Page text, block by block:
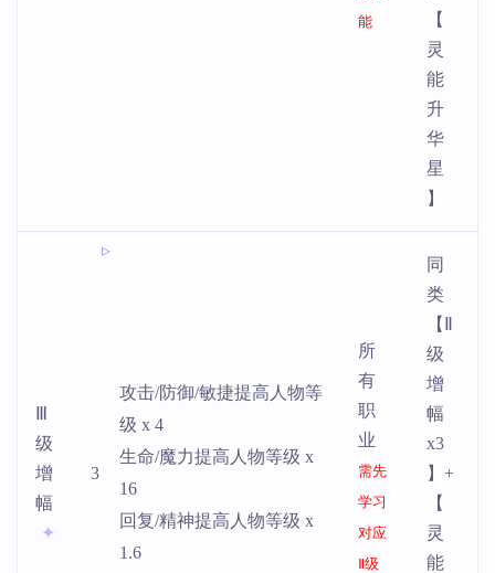
能
【
灵
能
升
华
星
】
级
增
幅
3
攻击/防御/敏捷提高人物等
级 x 4
生命/魔力提高人物等级 x
16
回复/精神提高人物等级 x
1.6
所
有
职
业
需先
学习
对应
Ⅱ级
同
类
【Ⅱ
级
增
幅
x3
】+
【
灵
能